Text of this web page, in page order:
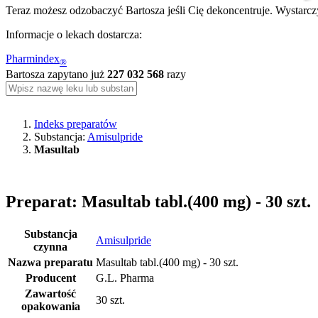
Teraz możesz odzobaczyć Bartosza jeśli Cię dekoncentruje.
Informacje o lekach dostarcza:
Pharmindex®
Bartosza zapytano już 227 032 568 razy
Indeks preparatów
Substancja: Amisulpride
Masultab
Preparat: Masultab tabl.(400 mg) - 30 szt.
Substancja
czynna
Amisulpride
Nazwa preparatu Masultab tabl.(400 mg) - 30 szt.
Producent
G.L. Pharma
Zawartość
opakowania
30 szt.